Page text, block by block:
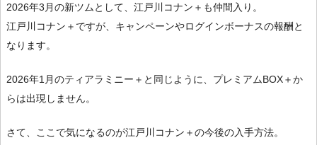
2026年3月の新ツムとして、江戸川コナン＋も仲間入り。
江戸川コナン＋ですが、キャンペーンやログインボーナスの報酬と
なります。
2026年1月のティアラミニー＋と同じように、プレミアムBOX＋か
らは出現しません。
さて、ここで気になるのが江戸川コナン＋の今後の入手方法。